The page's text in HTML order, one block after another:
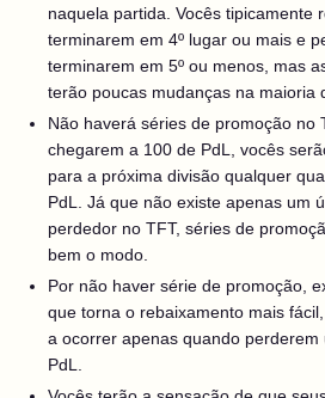
naquela partida. Vocês tipicamente
terminarem em 4º lugar ou mais e
terminarem em 5º ou menos, mas
terão poucas mudanças na maioria
Não haverá séries de promoção no
chegarem a 100 de PdL, vocês
para a próxima divisão qualquer
PdL. Já que não existe apenas um
perdedor no TFT, séries de
bem o modo.
Por não haver série de promoção,
que torna o rebaixamento mais
a ocorrer apenas quando
PdL.